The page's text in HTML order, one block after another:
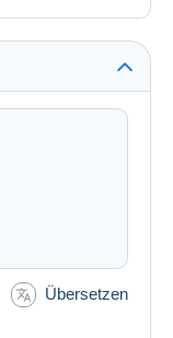
Übersetzen